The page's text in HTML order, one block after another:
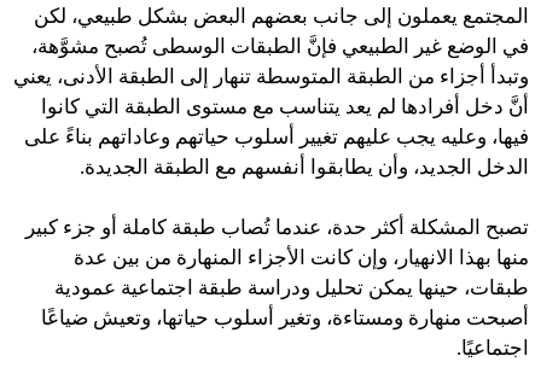
المجتمع يعملون إلى جانب بعضهم البعض بشكل طبيعي، لكن
في الوضع غير الطبيعي فإنَّ الطبقات الوسطى تُصبح مشوَّهة،
وتبدأ أجزاء من الطبقة المتوسطة تنهار إلى الطبقة الأدنى، يعني
أنَّ دخل أفرادها لم يعد يتناسب مع مستوى الطبقة التي كانوا
فيها، وعليه يجب عليهم تغيير أسلوب حياتهم وعاداتهم بناءً على
الدخل الجديد، وأن يطابقوا أنفسهم مع الطبقة الجديدة.
تصبح المشكلة أكثر حدة، عندما تُصاب طبقة كاملة أو جزء كبير
منها بهذا الانهيار، وإن كانت الأجزاء المنهارة من بين عدة
طبقات، حينها يمكن تحليل ودراسة طبقة اجتماعية عمودية
أصبحت منهارة ومستاءة، وتغير أسلوب حياتها، وتعيش ضياعًا
اجتماعيًا.